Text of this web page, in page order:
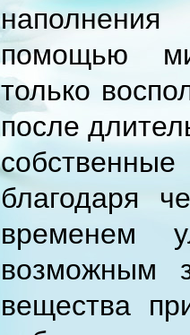
помощью
только
после
благодаря
временем
возможным
вещества